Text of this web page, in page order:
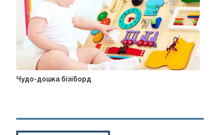
Чудо-
дошка
Чудо-дошка бізіборд